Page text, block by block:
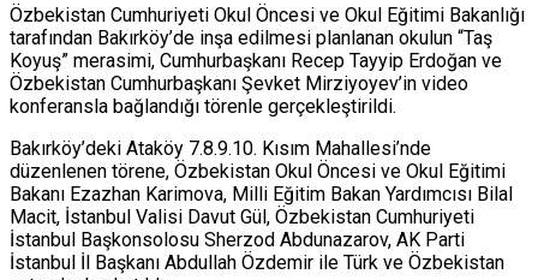
Özbekistan Cumhuriyeti Okul Öncesi ve Okul Eğitimi Bakanlığı
tarafından Bakırköy’de inşa edilmesi planlanan okulun “Taş
Koyuş” merasimi, Cumhurbaşkanı Recep Tayyip Erdoğan ve
Özbekistan Cumhurbaşkanı Şevket Mirziyoyev’in video
konferansla bağlandığı törenle gerçekleştirildi.
Bakırköy’deki Ataköy 7.8.9.10. Kısım Mahallesi’nde
düzenlenen törene, Özbekistan Okul Öncesi ve Okul Eğitimi
Bakanı Ezazhan Karimova, Milli Eğitim Bakan Yardımcısı Bilal
Macit, İstanbul Valisi Davut Gül, Özbekistan Cumhuriyeti
İstanbul Başkonsolosu Sherzod Abdunazarov, AK Parti
İstanbul İl Başkanı Abdullah Özdemir ile Türk ve Özbekistan